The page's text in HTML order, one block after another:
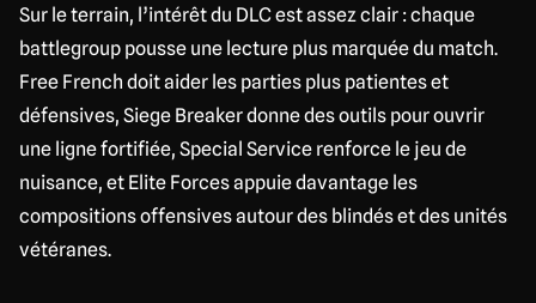
Sur le terrain, l’intérêt du DLC est assez clair : chaque
battlegroup pousse une lecture plus marquée du match.
Free French doit aider les parties plus patientes et
défensives, Siege Breaker donne des outils pour ouvrir
une ligne fortifiée, Special Service renforce le jeu de
nuisance, et Elite Forces appuie davantage les
compositions offensives autour des blindés et des unités
vétéranes.